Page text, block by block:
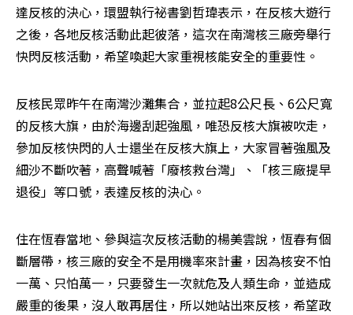
達反核的決心，環盟執行祕書劉哲瑋表示，在反核大遊行
之後，各地反核活動此起彼落，這次在南灣核三廠旁舉行
快閃反核活動，希望喚起大家重視核能安全的重要性。
反核民眾昨午在南灣沙灘集合，並拉起8公尺長、6公尺寬
的反核大旗，由於海邊刮起強風，唯恐反核大旗被吹走，
參加反核快閃的人士還坐在反核大旗上，大家冒著強風及
細沙不斷吹著，高聲喊著「廢核救台灣」、「核三廠提早
退役」等口號，表達反核的決心。
住在恆春當地、參與這次反核活動的楊美雲說，恆春有個
斷層帶，核三廠的安全不是用機率來計畫，因為核安不怕
一萬、只怕萬一，只要發生一次就危及人類生命，並造成
嚴重的後果，沒人敢再居住，所以她站出來反核，希望政